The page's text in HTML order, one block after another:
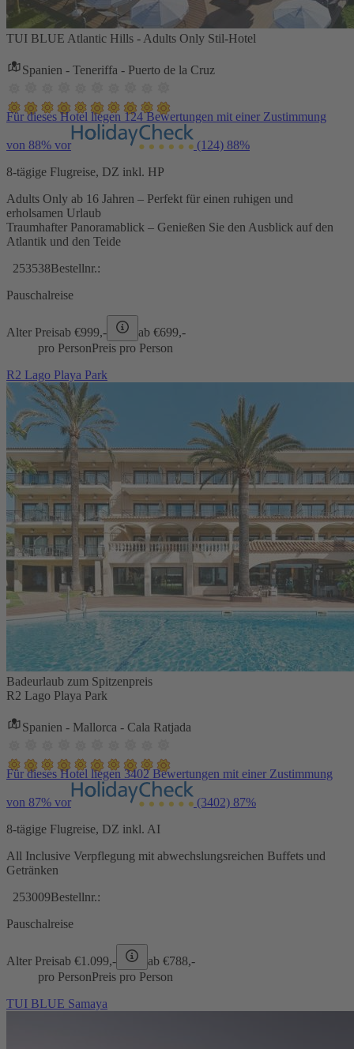
TUI BLUE Atlantic Hills - Adults Only Stil-Hotel
Spanien - Teneriffa - Puerto de la Cruz
Für dieses Hotel liegen 124 Bewertungen mit einer Zustimmung
von 88% vor (124) 88%
8-tägige Flugreise, DZ inkl. HP
Adults Only ab 16 Jahren – Perfekt für einen ruhigen und
erholsamen Urlaub
Traumhafter Panoramablick – Genießen Sie den Ausblick auf den
Atlantik und den Teide
253538Bestellnr.:
Pauschalreise
Alter Preisab €999,- ab €699,-
pro PersonPreis pro Person
R2 Lago Playa Park
Badeurlaub zum Spitzenpreis
R2 Lago Playa Park
Spanien - Mallorca - Cala Ratjada
Für dieses Hotel liegen 3402 Bewertungen mit einer Zustimmung
von 87% vor (3402) 87%
8-tägige Flugreise, DZ inkl. AI
All Inclusive Verpflegung mit abwechslungsreichen Buffets und
Getränken
253009Bestellnr.:
Pauschalreise
Alter Preisab €1.099,- ab €788,-
pro PersonPreis pro Person
TUI BLUE Samaya